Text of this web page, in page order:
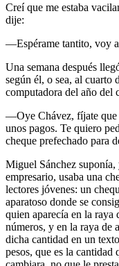
Creí que me estaba
dije:
―Espérame tantito, voy
Una semana después
según él, o sea, al cuarto
computadora del año del
―Oye Chávez, fíjate que
unos pagos. Te quiero
cheque prefechado para
Miguel Sánchez
empresario, usaba una
lectores jóvenes: un
aparatoso donde se
quien aparecía en la raya
números, y en la raya de
dicha cantidad en un
pesos, que es la